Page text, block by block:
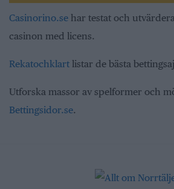
Casinorino.se har testat och
casinon med licens.
Rekatochklart listar de bästa
Utforska massor av spelformer och
Bettingsidor.se.